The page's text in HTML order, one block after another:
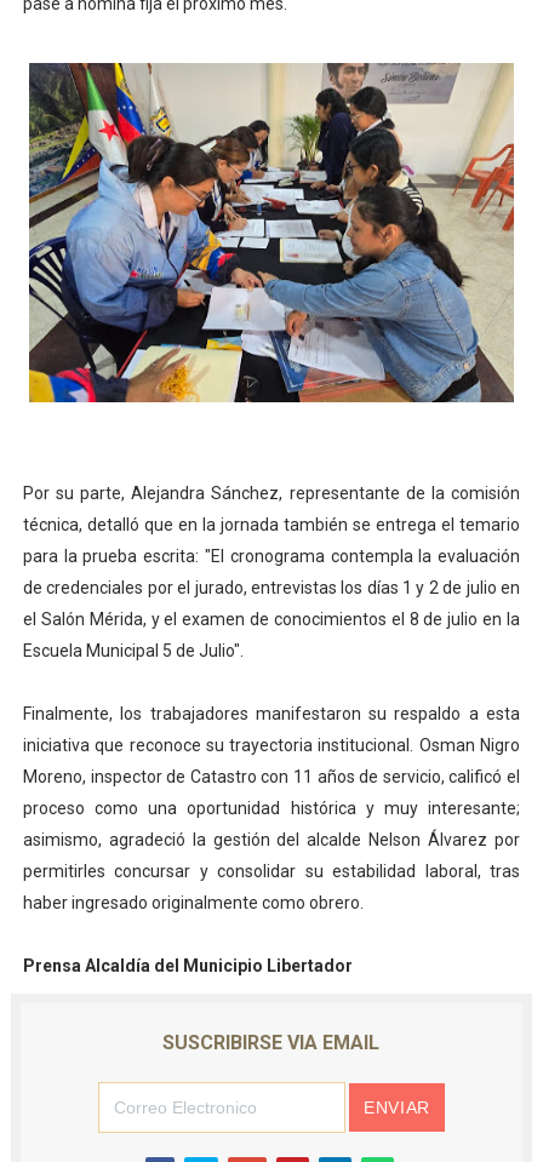
pase a nómina fija el próximo mes.
Por su parte, Alejandra Sánchez, representante de la comisión
técnica, detalló que en la jornada también se entrega el temario
para la prueba escrita: "El cronograma contempla la evaluación
de credenciales por el jurado, entrevistas los días 1 y 2 de julio en
el Salón Mérida, y el examen de conocimientos el 8 de julio en la
Escuela Municipal 5 de Julio".
Finalmente, los trabajadores manifestaron su respaldo a esta
iniciativa que reconoce su trayectoria institucional. Osman Nigro
Moreno, inspector de Catastro con 11 años de servicio, calificó el
proceso como una oportunidad histórica y muy interesante;
asimismo, agradeció la gestión del alcalde Nelson Álvarez por
permitirles concursar y consolidar su estabilidad laboral, tras
haber ingresado originalmente como obrero.
Prensa Alcaldía del Municipio Libertador
SUSCRIBIRSE VIA EMAIL